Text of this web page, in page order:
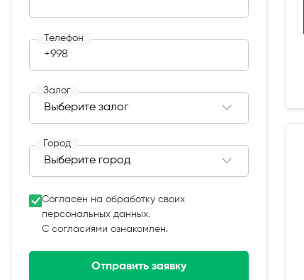
Телефон
+998
Залог
Город
Согласен на обработку своих
персональных данных.
С согласиями ознакомлен.
Отправить заявку